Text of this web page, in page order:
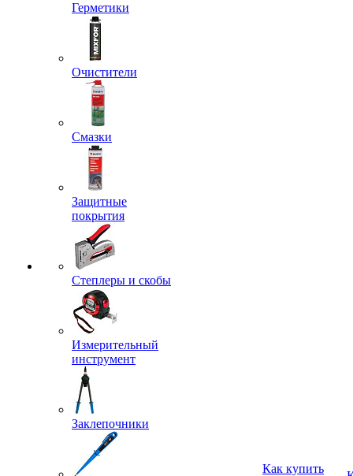
Герметики
Очистители
Смазки
Защитные
покрытия
Степлеры и скобы
Измерительный
инструмент
Заклепочники
Как купить